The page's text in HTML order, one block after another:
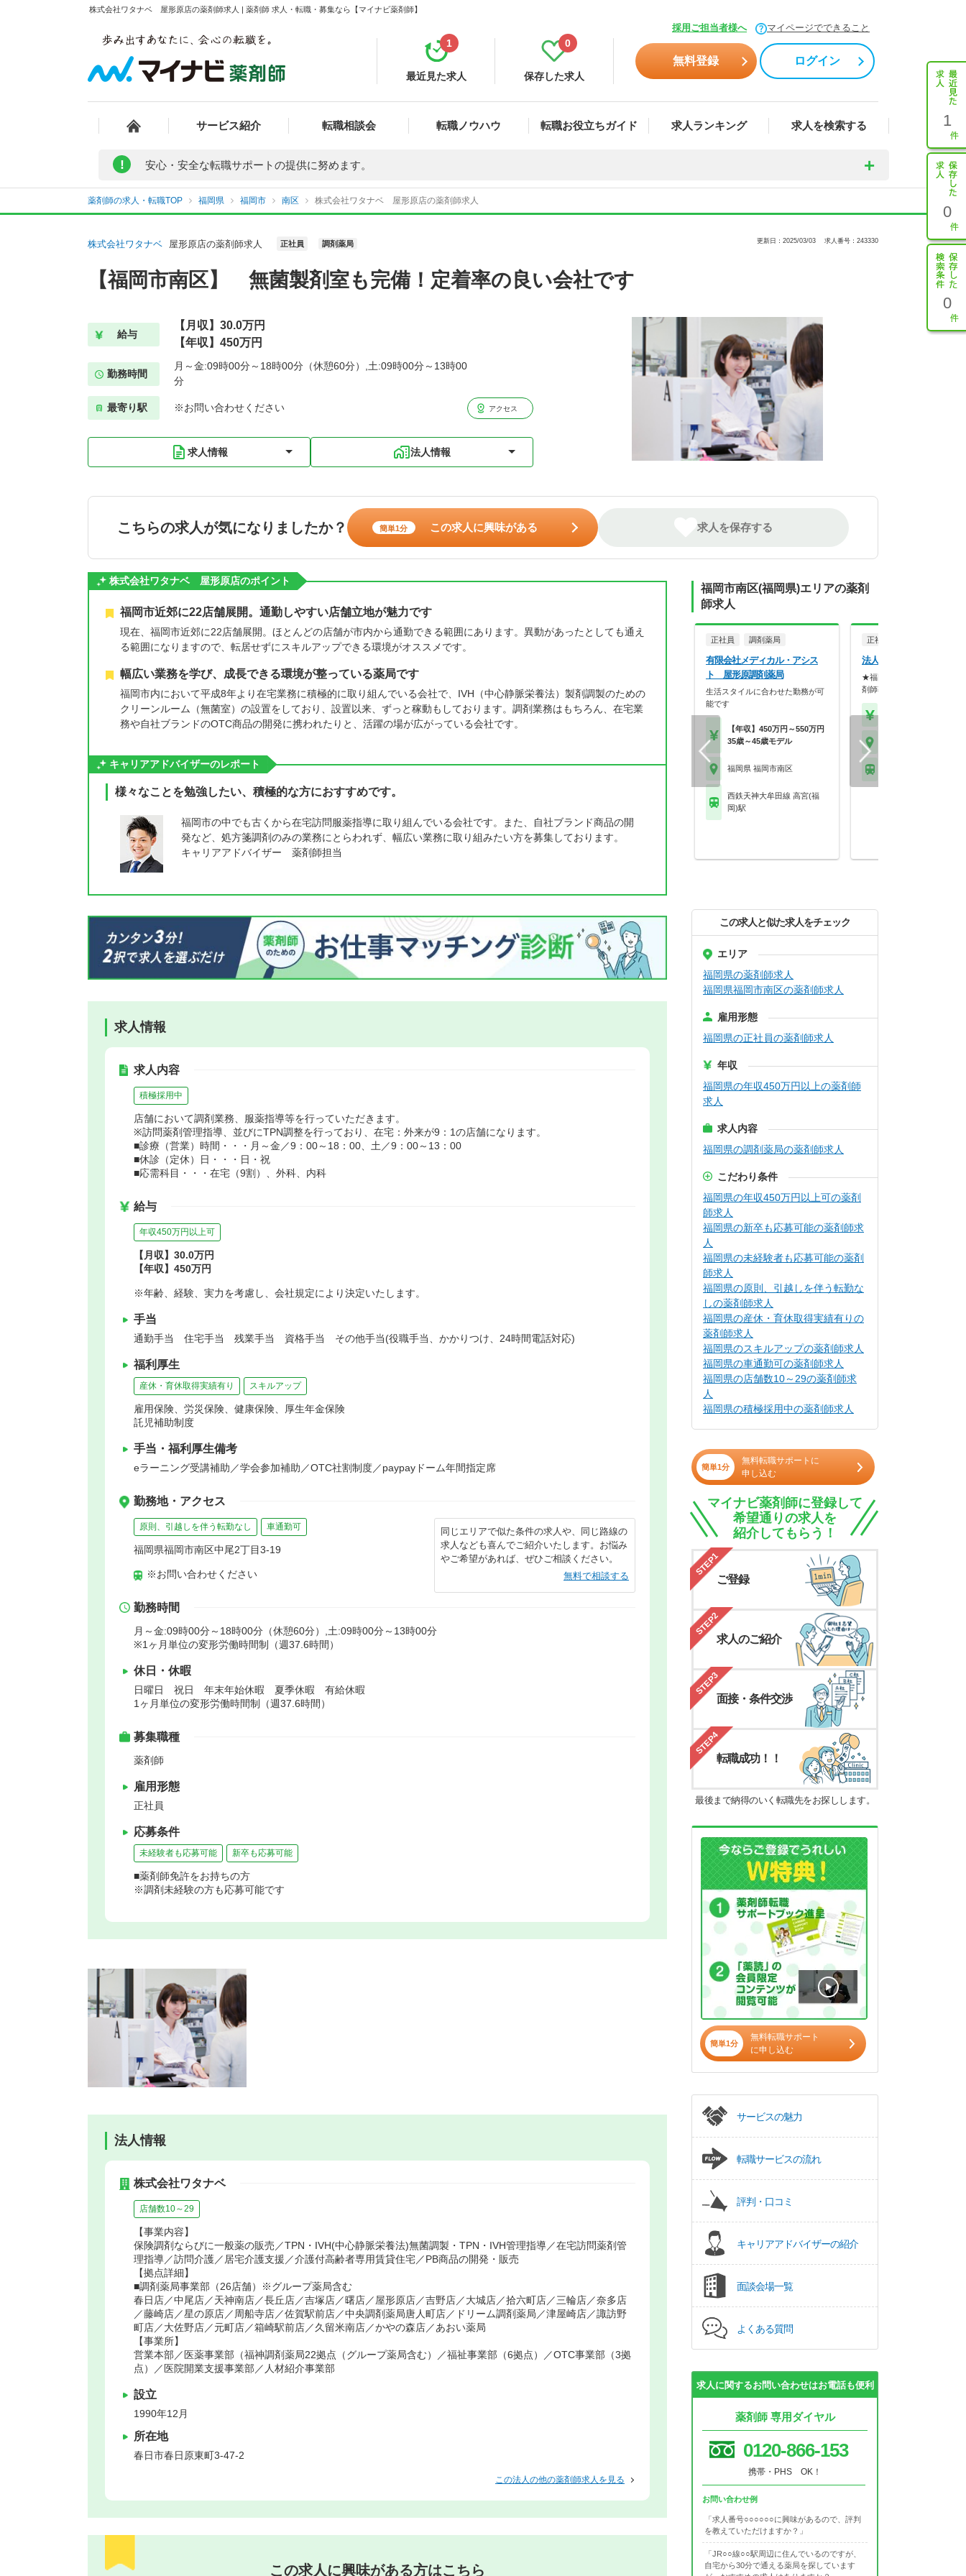
株式会社ワタナベ 屋形原店の薬剤師求人 | 薬剤師 求人・転職・募集なら【マイナビ薬剤師】
採用ご担当者様へ マイページでできること
最近見た求人
1
保存した求人
0
無料登録 ログイン
サービス紹介 転職相談会 転職ノウハウ 転職お役立ちガイド 求人ランキング 求人を検索する 1
0
0
! 安心・安全な転職サポートの提供に努めます。
薬剤師の求人・転職TOP 福岡県 福岡市 南区 株式会社ワタナベ 屋形原店の薬剤師求人
株式会社ワタナベ 屋形原店の薬剤師求人 正社員 調剤薬局 更新日：2025/03/03 求人番号：243330
【福岡市南区】 無菌製剤室も完備！定着率の良い会社です
給与
【月収】30.0万円
【年収】450万円
勤務時間
月～金:09時00分～18時00分（休憩60分）,土:09時00分～13時00
分
最寄り駅 ※お問い合わせください アクセス
求人情報 法人情報
こちらの求人が気になりましたか？ 簡単1分 この求人に興味がある 求人を保存する
株式会社ワタナベ 屋形原店のポイント
福岡市近郊に22店舗展開。通勤しやすい店舗立地が魅力です
現在、福岡市近郊に22店舗展開。ほとんどの店舗が市内から通勤できる範囲にあります。異動があったとしても通え
る範囲になりますので、転居せずにスキルアップできる環境がオススメです。
幅広い業務を学び、成長できる環境が整っている薬局です
福岡市内において平成8年より在宅業務に積極的に取り組んでいる会社で、IVH（中心静脈栄養法）製剤調製のための
クリーンルーム（無菌室）の設置をしており、設置以来、ずっと稼動もしております。調剤業務はもちろん、在宅業
務や自社ブランドのOTC商品の開発に携われたりと、活躍の場が広がっている会社です。
キャリアアドバイザーのレポート
様々なことを勉強したい、積極的な方におすすめです。
福岡市の中でも古くから在宅訪問服薬指導に取り組んでいる会社です。また、自社ブランド商品の開
発など、処方箋調剤のみの業務にとらわれず、幅広い業務に取り組みたい方を募集しております。
キャリアアドバイザー 薬剤師担当
求人情報
求人内容
積極採用中
店舗において調剤業務、服薬指導等を行っていただきます。
※訪問薬剤管理指導、並びにTPN調整を行っており、在宅：外来が9：1の店舗になります。
■診療（営業）時間・・・月～金／9：00～18：00、土／9：00～13：00
■休診（定休）日・・・日・祝
■応需科目・・・在宅（9割）、外科、内科
給与
年収450万円以上可
【月収】30.0万円
【年収】450万円
※年齢、経験、実力を考慮し、会社規定により決定いたします。
手当
通勤手当 住宅手当 残業手当 資格手当 その他手当(役職手当、かかりつけ、24時間電話対応)
福利厚生
産休・育休取得実績有り スキルアップ
雇用保険、労災保険、健康保険、厚生年金保険
託児補助制度
手当・福利厚生備考
eラーニング受講補助／学会参加補助／OTC社割制度／paypayドーム年間指定席
勤務地・アクセス
原則、引越しを伴う転勤なし 車通勤可
福岡県福岡市南区中尾2丁目3-19
※お問い合わせください
同じエリアで似た条件の求人や、同じ路線の
求人なども喜んでご紹介いたします。お悩み
やご希望があれば、ぜひご相談ください。
無料で相談する
勤務時間
月～金:09時00分～18時00分（休憩60分）,土:09時00分～13時00分
※1ヶ月単位の変形労働時間制（週37.6時間）
休日・休暇
日曜日 祝日 年末年始休暇 夏季休暇 有給休暇
1ヶ月単位の変形労働時間制（週37.6時間）
募集職種
薬剤師
雇用形態
正社員
応募条件
未経験者も応募可能 新卒も応募可能
■薬剤師免許をお持ちの方
※調剤未経験の方も応募可能です
法人情報
株式会社ワタナベ
店舗数10～29
【事業内容】
保険調剤ならびに一般薬の販売／TPN・IVH(中心静脈栄養法)無菌調製・TPN・IVH管理指導／在宅訪問薬剤管
理指導／訪問介護／居宅介護支援／介護付高齢者専用賃貸住宅／PB商品の開発・販売
【拠点詳細】
■調剤薬局事業部（26店舗）※グループ薬局含む
春日店／中尾店／天神南店／長丘店／吉塚店／曙店／屋形原店／吉野店／大城店／拾六町店／三輪店／奈多店
／藤崎店／星の原店／周船寺店／佐賀駅前店／中央調剤薬局唐人町店／ドリーム調剤薬局／津屋崎店／諏訪野
町店／大佐野店／元町店／箱崎駅前店／久留米南店／かやの森店／あおい薬局
【事業所】
営業本部／医薬事業部（福神調剤薬局22拠点（グループ薬局含む）／福祉事業部（6拠点）／OTC事業部（3拠
点）／医院開業支援事業部／人材紹介事業部
設立
1990年12月
所在地
春日市春日原東町3-47-2
この法人の他の薬剤師求人を見る
この求人に興味がある方はこちら
福岡市南区(福岡県)エリアの薬剤
師求人
正社員 調剤薬局
有限会社メディカル・アシス
ト 屋形原調剤薬局
生活スタイルに合わせた勤務が可
能です
【年収】450万円～550万円
35歳～45歳モデル
福岡県 福岡市南区
西鉄天神大牟田線 高宮(福
岡)駅
正社員
法人名非公開
★福岡市内の脳神経外科病院
剤師募集★ 脳卒中医…
この求人と似た求人をチェック
エリア
福岡県の薬剤師求人
福岡県福岡市南区の薬剤師求人
雇用形態
福岡県の正社員の薬剤師求人
年収
福岡県の年収450万円以上の薬剤師
求人
求人内容
福岡県の調剤薬局の薬剤師求人
こだわり条件
福岡県の年収450万円以上可の薬剤
師求人
福岡県の新卒も応募可能の薬剤師求
人
福岡県の未経験者も応募可能の薬剤
師求人
福岡県の原則、引越しを伴う転勤な
しの薬剤師求人
福岡県の産休・育休取得実績有りの
薬剤師求人
福岡県のスキルアップの薬剤師求人
福岡県の車通勤可の薬剤師求人
福岡県の店舗数10～29の薬剤師求
人
福岡県の積極採用中の薬剤師求人
簡単1分
無料転職サポートに
申し込む
マイナビ薬剤師に登録して
希望通りの求人を
紹介してもらう！
STEP1
ご登録
STEP2
求人のご紹介
STEP3
面接・条件交渉
STEP4
転職成功！！
最後まで納得のいく転職先をお探しします。
簡単1分
無料転職サポート
に申し込む
サービスの魅力
転職サービスの流れ
評判・口コミ
キャリアアドバイザーの紹介
面談会場一覧
よくある質問
求人に関するお問い合わせはお電話も便利
薬剤師 専用ダイヤル
0120-866-153
携帯・PHS OK！
お問い合わせ例
「求人番号○○○○○○に興味があるので、評判
を教えていただけますか？」
「JR○○線○○駅周辺に住んでいるのですが、
自宅から30分で通える薬局を探しています